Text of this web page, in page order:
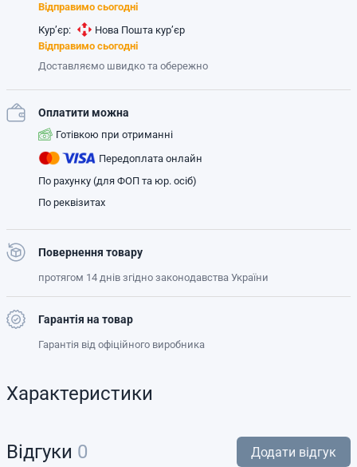
Відправимо сьогодні
Кур’єр:
Нова Пошта кур’єр
Відправимо сьогодні
Доставляємо швидко та обережно
Оплатити можна
Готівкою при отриманні
Передоплата онлайн
По рахунку (для ФОП та юр. осіб)
По реквізитах
Повернення товару
протягом 14 днів згідно законодавства України
Гарантія на товар
Гарантія від офіційного виробника
Характеристики
Відгуки 0 Додати відгук